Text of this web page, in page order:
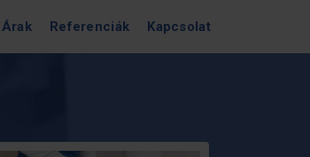
Árak Referenciák Kapcsolat